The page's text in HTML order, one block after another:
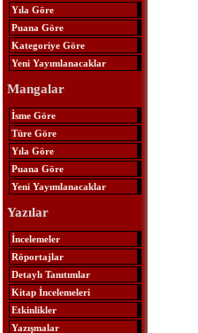
Yıla Göre
Puana Göre
Kategoriye Göre
Yeni Yayımlanacaklar
Mangalar
İsme Göre
Türe Göre
Yıla Göre
Puana Göre
Yeni Yayımlanacaklar
Yazılar
İncelemeler
Röportajlar
Detaylı Tanıtımlar
Kitap İncelemeleri
Etkinlikler
Yazışmalar